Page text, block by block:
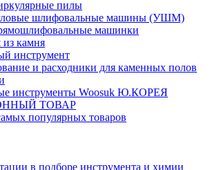
пилы
шлифовальные машины (УШМ)
машинки
из камня
инструмент
и расходники для каменных полов
инструменты Woosuk Ю.КОРЕЯ
ТОВАР
популярных товаров
в подборе инструмента и химии